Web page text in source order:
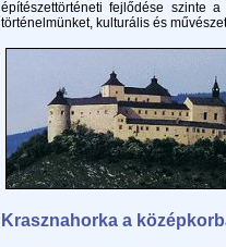
építészettörténeti fejlődése szinte
történelmünket, kulturális és
Krasznahorka a